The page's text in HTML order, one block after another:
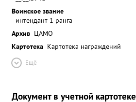
Воинское звание
интендант 1 ранга
Архив ЦАМО
Картотека Картотека награждений
Ещё
Документ в учетной картотеке